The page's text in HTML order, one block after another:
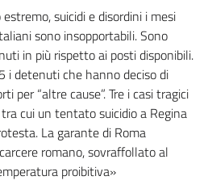
suicidi e disordini i mesi
sono insopportabili. Sono
in più rispetto ai posti disponibili.
i detenuti che hanno deciso di
per “altre cause”. Tre i casi tragici
cui un tentato suicidio a Regina
La garante di Roma
romano, sovraffollato al
proibitiva»